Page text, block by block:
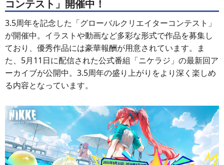
コンテスト」開催中！
3.5周年を記念した「グローバルクリエイターコンテスト」
が開催中。イラストや動画など多彩な形式で作品を募集し
ており、優秀作品には豪華報酬が用意されています。ま
た、5月11日に配信された公式番組「ニケラジ」の最新回ア
ーカイブが公開中。3.5周年の盛り上がりをより深く楽しめ
る内容となっています。